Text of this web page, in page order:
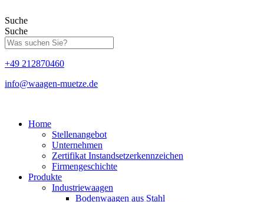
Inhalt
springen
Suche
Suche
+49 212870460
info@waagen-muetze.de
Home
Stellenangebot
Unternehmen
Zertifikat Instandsetzerkennzeichen
Firmengeschichte
Produkte
Industriewaagen
Bodenwaagen aus Stahl